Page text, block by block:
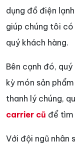
dụng đồ điện
giúp chúng tôi
quý khách hàng.
Bên cạnh đó,
kỳ món sản
thanh lý chúng,
carrier cũ để tìm
Với đội ngũ nhân